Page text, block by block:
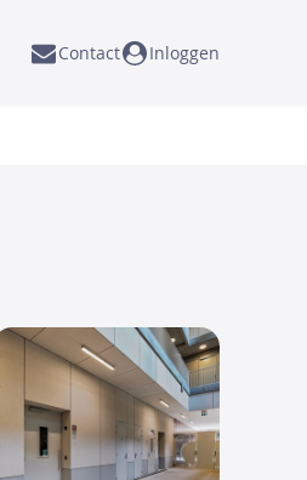
Contact Inloggen